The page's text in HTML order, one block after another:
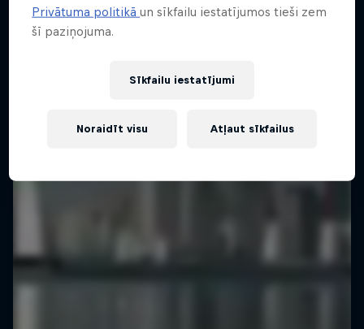
Privātuma politikāun sīkfailu iestatījumos tieši zem
šī paziņojuma.
Sīkfailu iestatījumi
Noraidīt visu Atļaut sīkfailus